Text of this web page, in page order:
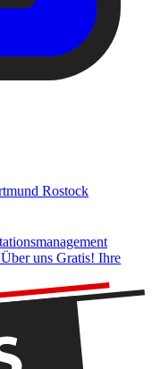
Rostock
Über uns Gratis! Ihre